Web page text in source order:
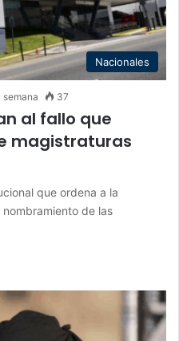
Nacionales
semana 37
al fallo que
magistraturas
que ordena a la
de las